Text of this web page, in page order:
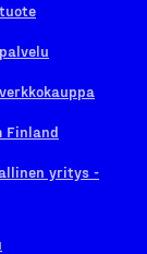
Finland
yritys -